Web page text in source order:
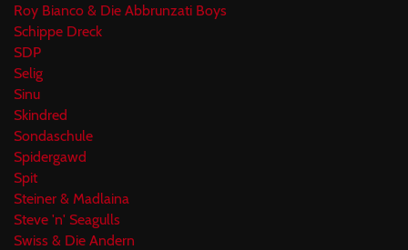
Roy Bianco & Die Abbrunzati Boys
Schippe Dreck
SDP
Selig
Sinu
Skindred
Sondaschule
Spidergawd
Spit
Steiner & Madlaina
Steve 'n' Seagulls
Swiss & Die Andern